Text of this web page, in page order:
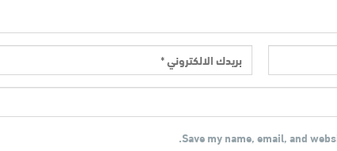
Save my name, email, and